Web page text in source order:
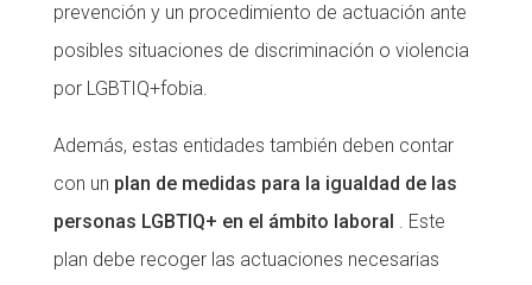
prevención y un procedimiento de actuación ante
posibles situaciones de discriminación o violencia
por LGBTIQ+fobia.
Además, estas entidades también deben contar
con un plan de medidas para la igualdad de las
personas LGBTIQ+ en el ámbito laboral . Este
plan debe recoger las actuaciones necesarias